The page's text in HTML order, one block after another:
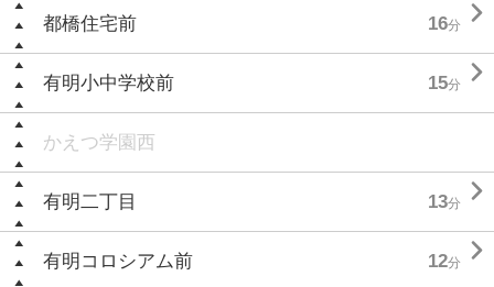
都橋住宅前 16分 
有明小中学校前 15分 
かえつ学園西
有明二丁目 13分 
有明コロシアム前 12分 